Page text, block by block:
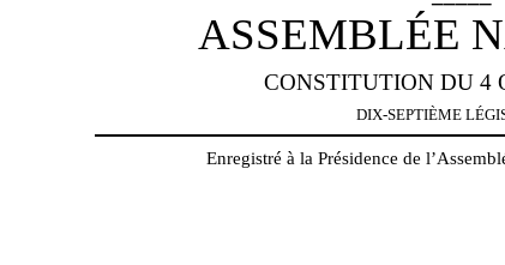
ASSEMBLÉE
CONSTITUTION DU 4
DIX-SEPTIÈME
Enregistré à la Présidence de